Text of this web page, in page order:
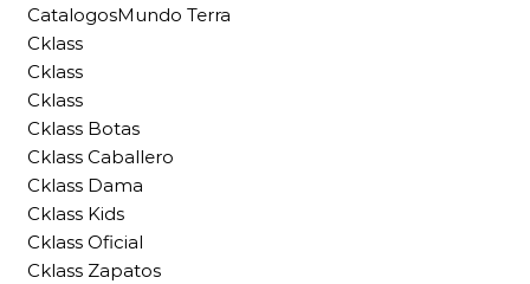
CatalogosMundo Terra
Cklass
Cklass
Cklass
Cklass Botas
Cklass Caballero
Cklass Dama
Cklass Kids
Cklass Oficial
Cklass Zapatos